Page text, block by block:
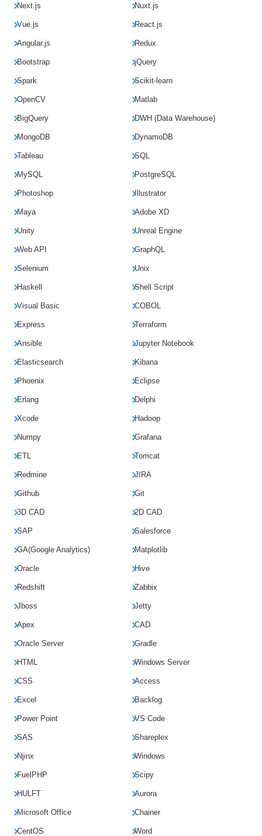
Next.js Nuxt.js
Vue.js React.js
Angular.js Redux
Bootstrap jQuery
Spark Scikit-learn
OpenCV Matlab
BigQuery DWH (Data Warehouse)
MongoDB DynamoDB
Tableau SQL
MySQL PostgreSQL
Photoshop Illustrator
Maya Adobe XD
Unity Unreal Engine
Web API GraphQL
Selenium Unix
Haskell Shell Script
Visual Basic COBOL
Express Terraform
Ansible Jupyter Notebook
Elasticsearch Kibana
Phoenix Eclipse
Erlang Delphi
Xcode Hadoop
Numpy Grafana
ETL Tomcat
Redmine JIRA
Github Git
3D CAD 2D CAD
SAP Salesforce
GA(Google Analytics) Matplotlib
Oracle Hive
Redshift Zabbix
Jboss Jetty
Apex CAD
Oracle Server Gradle
HTML Windows Server
CSS Access
Excel Backlog
Power Point VS Code
SAS Shareplex
Njinx Windows
FuelPHP Scipy
HULFT Aurora
Microsoft Office Chainer
CentOS Word